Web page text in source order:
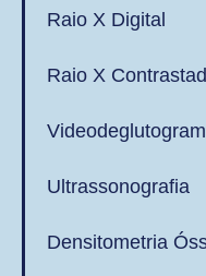
Raio X Digital
Raio X
Ultrassonografia
Densitometria